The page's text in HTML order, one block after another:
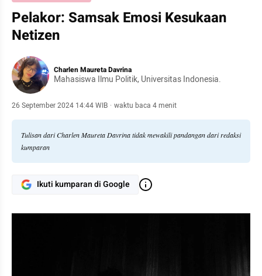
Pelakor: Samsak Emosi Kesukaan
Netizen
Charlen Maureta Davrina
Mahasiswa Ilmu Politik, Universitas Indonesia.
26 September 2024 14:44 WIB · waktu baca 4 menit
Tulisan dari Charlen Maureta Davrina tidak mewakili pandangan dari redaksi
kumparan
Ikuti kumparan di Google